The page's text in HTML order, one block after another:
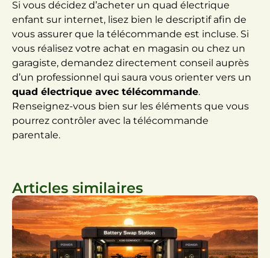
Si vous décidez d’acheter un quad électrique
enfant sur internet, lisez bien le descriptif afin de
vous assurer que la télécommande est incluse. Si
vous réalisez votre achat en magasin ou chez un
garagiste, demandez directement conseil auprès
d’un professionnel qui saura vous orienter vers un
quad électrique avec télécommande.
Renseignez-vous bien sur les éléments que vous
pourrez contrôler avec la télécommande
parentale.
Articles similaires